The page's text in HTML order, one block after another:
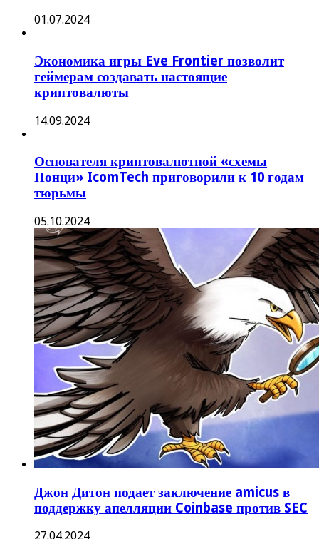
01.07.2024
Экономика игры Eve Frontier позволит
геймерам создавать настоящие
криптовалюты
14.09.2024
Основателя криптовалютной «схемы
Понци» IcomTech приговорили к 10 годам
тюрьмы
05.10.2024
Джон Дитон подает заключение amicus в
поддержку апелляции Coinbase против SEC
27.04.2024